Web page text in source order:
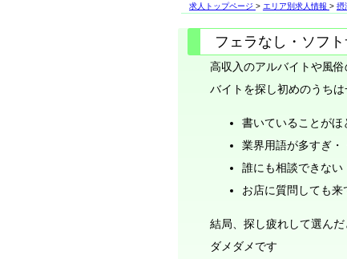
求人トップページ > エリア別求人情報 > 摂
フェラなし・ソフ
高収入のアルバイトや風
バイトを探し初めのうち
書いていることがほ
業界用語が多すぎ・
誰にも相談できない
お店に質問しても来
結局、探し疲れして選ん
ダメダメです